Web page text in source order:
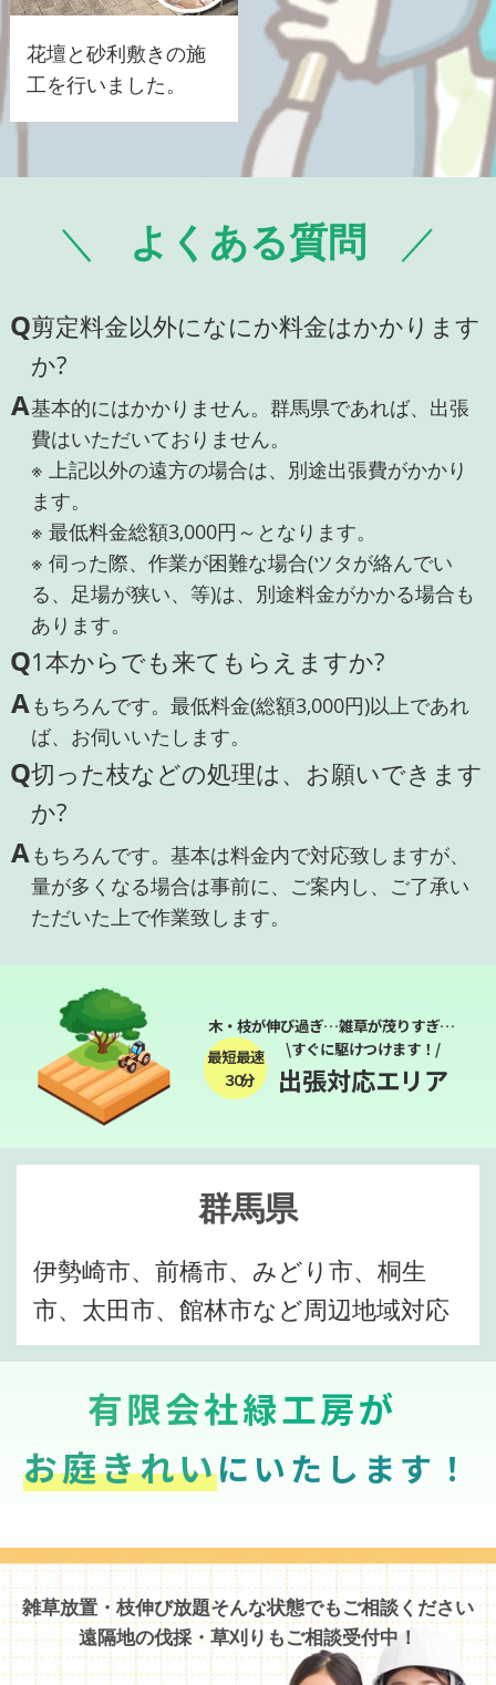
花壇と砂利敷きの施
工を行いました。
よくある質問
Q剪定料金以外になにか料金はかかります
か?
A基本的にはかかりません。群馬県であれば、出張
費はいただいておりません。
※ 上記以外の遠方の場合は、別途出張費がかかり
ます。
※ 最低料金総額3,000円～となります。
※ 伺った際、作業が困難な場合(ツタが絡んでい
る、足場が狭い、等)は、別途料金がかかる場合も
あります。
Q1本からでも来てもらえますか?
Aもちろんです。最低料金(総額3,000円)以上であれ
ば、お伺いいたします。
Q切った枝などの処理は、お願いできます
か?
Aもちろんです。基本は料金内で対応致しますが、
量が多くなる場合は事前に、ご案内し、ご了承い
ただいた上で作業致します。
木・枝が伸び過ぎ…雑草が茂りすぎ…
最短最速
３０分
\すぐに駆けつけます！/
出張対応エリア
群馬県
伊勢崎市、前橋市、みどり市、桐生
市、太田市、館林市など周辺地域対応
有限会社緑工房が
お庭きれいにいたします！
雑草放置・枝伸び放題そんな状態でもご相談ください
遠隔地の伐採・草刈りもご相談受付中！